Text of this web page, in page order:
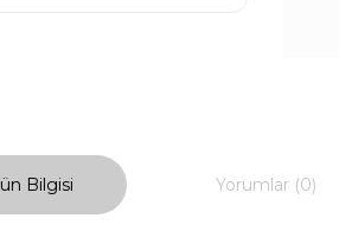
Bilgisi Yorumlar (0)